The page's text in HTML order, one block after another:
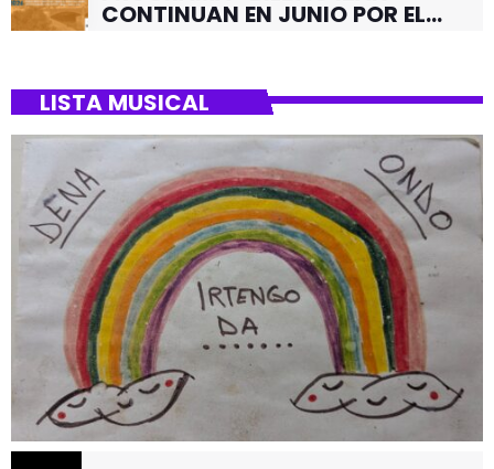
CONTINUAN EN JUNIO POR EL
LISTA MUSICAL